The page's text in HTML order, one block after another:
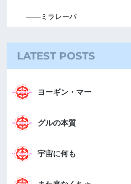
――ミラレーパ
LATEST POSTS
ヨーギン・マー
グルの本質
宇宙に何も